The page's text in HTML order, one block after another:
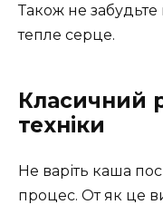
Також не
тепле серце.
Класичний
техніки
Не варіть каша
процес. От як це